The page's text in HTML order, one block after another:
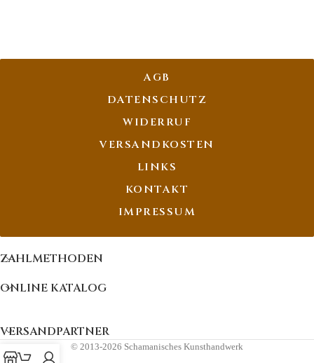
AGB
DATENSCHUTZ
WIDERRUF
VERSANDKOSTEN
LINKS
KONTAKT
IMPRESSUM
ZAHLMETHODEN
ONLINE KATALOG
VERSANDPARTNER
© 2013-2026 Schamanisches Kunsthandwerk